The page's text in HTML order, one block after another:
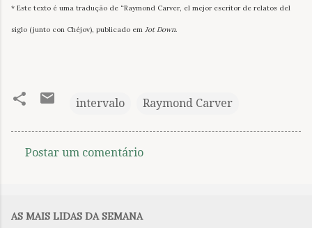
* Este texto é uma tradução de “Raymond Carver, el mejor escritor de relatos del
siglo (junto con Chéjov), publicado em Jot Down.
intervalo Raymond Carver
Postar um comentário
AS MAIS LIDAS DA SEMANA